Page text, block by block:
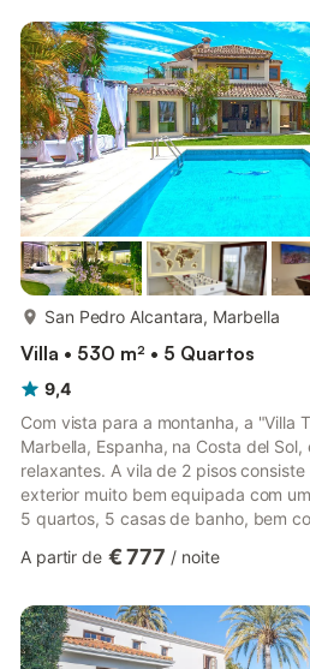
San Pedro Alcantara, Marbella
Villa • 530 m² • 5 Quartos
9,4
Com vista para a montanha, a "Villa
Marbella, Espanha, na Costa del
relaxantes. A vila de 2 pisos
exterior muito bem equipada com
5 quartos, 5 casas de banho, bem
dispõe de Wi-Fi (adequado para
máquina de lavar roupas, secadora
jogos. São permitidas crianças e
cadei...
A partir de € 777 / noite